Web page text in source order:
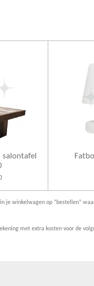
salontafel
je winkelwagen op “bestellen”
met extra kosten voor de